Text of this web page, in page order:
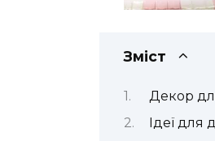
Зміст
Декор
Ідеї